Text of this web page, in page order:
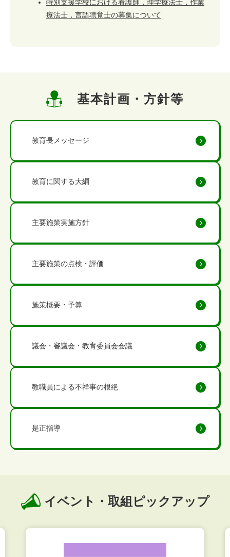
特別支援学校における看護師，理学療法士，作業
療法士，言語聴覚士の募集について
基本計画・方針等
教育長メッセージ
教育に関する大綱
主要施策実施方針
主要施策の点検・評価
施策概要・予算
議会・審議会・教育委員会会議
教職員による不祥事の根絶
是正指導
イベント・取組ピックアップ